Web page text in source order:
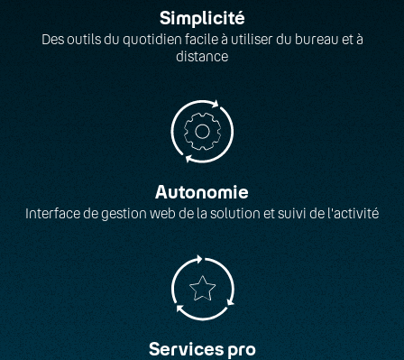
Simplicité
Des outils du quotidien facile à utiliser du bureau et à
distance
Autonomie
Interface de gestion web de la solution et suivi de l'activité
Services pro